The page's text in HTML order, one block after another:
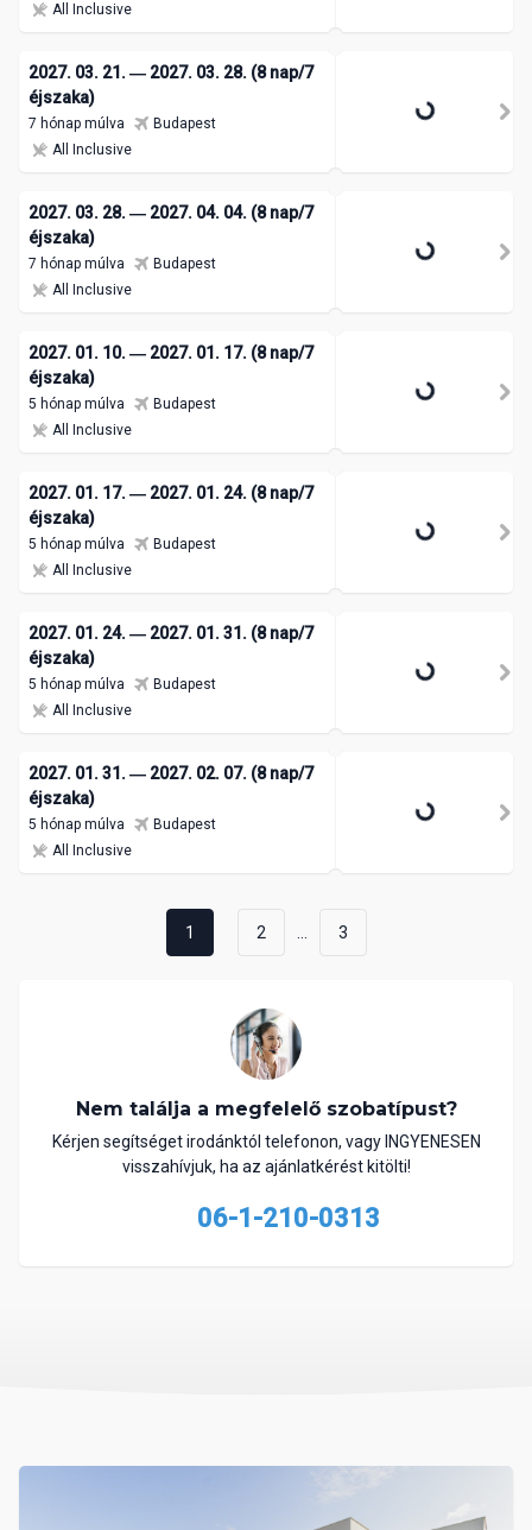
All Inclusive
2027. 03. 21. ― 2027. 03. 28. (8 nap/7
éjszaka)
7 hónap múlva
Budapest
All Inclusive
2027. 03. 28. ― 2027. 04. 04. (8 nap/7
éjszaka)
7 hónap múlva
Budapest
All Inclusive
2027. 01. 10. ― 2027. 01. 17. (8 nap/7
éjszaka)
5 hónap múlva
Budapest
All Inclusive
2027. 01. 17. ― 2027. 01. 24. (8 nap/7
éjszaka)
5 hónap múlva
Budapest
All Inclusive
2027. 01. 24. ― 2027. 01. 31. (8 nap/7
éjszaka)
5 hónap múlva
Budapest
All Inclusive
2027. 01. 31. ― 2027. 02. 07. (8 nap/7
éjszaka)
5 hónap múlva
Budapest
All Inclusive
1 2 3
Nem találja a megfelelő szobatípust?
Kérjen segítséget irodánktól telefonon, vagy INGYENESEN
visszahívjuk, ha az ajánlatkérést kitölti!
06-1-210-0313